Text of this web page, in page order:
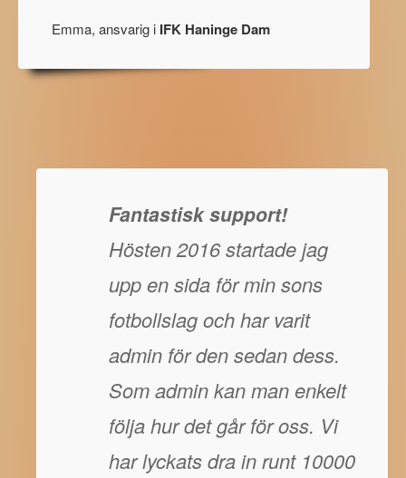
Emma, ansvarig i IFK Haninge Dam
Fantastisk support!
Hösten 2016 startade jag
upp en sida för min sons
fotbollslag och har varit
admin för den sedan dess.
Som admin kan man enkelt
följa hur det går för oss. Vi
har lyckats dra in runt 10000